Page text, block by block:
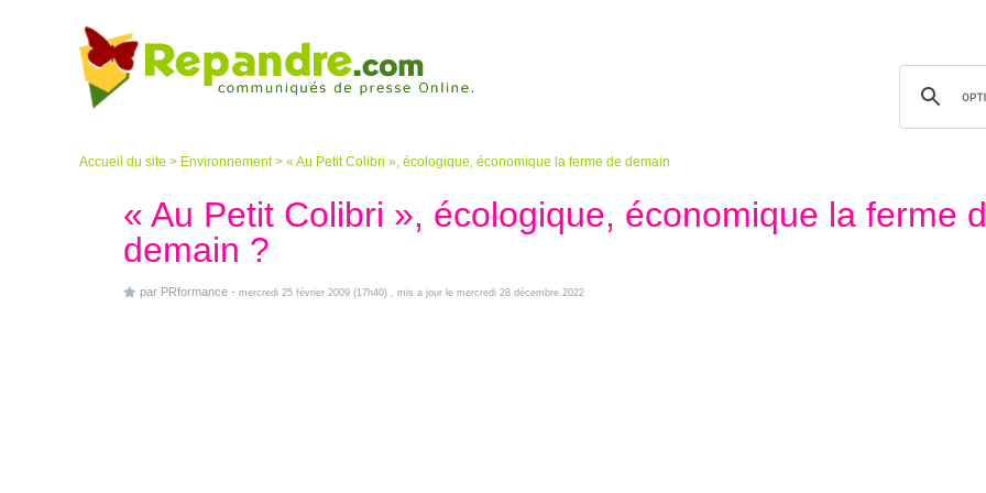
Accueil du site > Environnement> « Au Petit Colibri », écologique, économique la ferme de demain
« Au Petit Colibri », écologique, économique la ferme
demain ?
par PRformance - mercredi 25 février 2009 (17h40) , mis a jour le mercredi 28 décembre 2022